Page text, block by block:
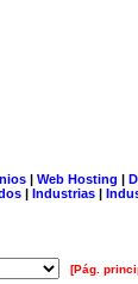
| Web Hosting |
| Industrias |
[Pág.